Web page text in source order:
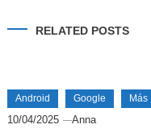
RELATED POSTS
Android Google Más
10/04/2025 Anna